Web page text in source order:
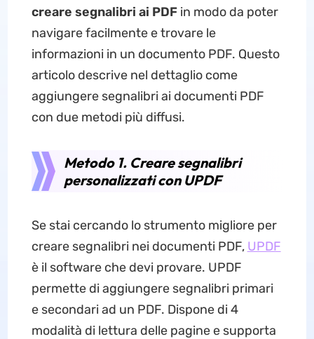
creare segnalibri ai PDFin modo da poter
navigare facilmente e trovare le
informazioni in un documento PDF. Questo
articolo descrive nel dettaglio come
aggiungere segnalibri ai documenti PDF
con due metodi più diffusi.
Metodo 1. Creare segnalibri
personalizzati con UPDF
Se stai cercando lo strumento migliore per
creare segnalibri nei documenti PDF, UPDF
è il software che devi provare. UPDF
permette di aggiungere segnalibri primari
e secondari ad un PDF. Dispone di 4
modalità di lettura delle pagine e supporta